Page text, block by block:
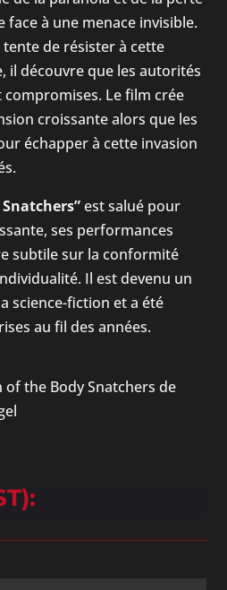
face à une menace invisible.
de résister à cette
il découvre que les autorités
Le film crée
croissante alors que les
échapper à cette invasion
est salué pour
ses performances
subtile sur la conformité
Il est devenu un
science-fiction et a été
au fil des années.
of the Body Snatchers de